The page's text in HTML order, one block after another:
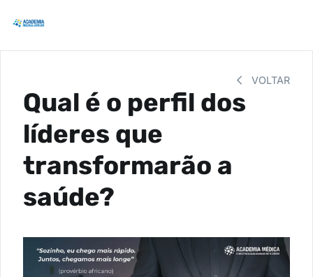
VOLTAR
Qual é o perfil dos
líderes que
transformarão a
saúde?